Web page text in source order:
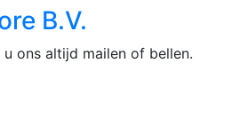
B.V.
ons altijd mailen of bellen.